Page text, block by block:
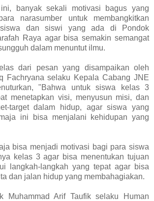
banyak sekali motivasi bagus yang
narasumber untuk membangkitkan
dan siswi yang ada di Pondok
Raya agar bisa semakin semangat
dalam menuntut ilmu.
dari pesan yang disampaikan oleh
Fachryana selaku Kepala Cabang JNE
"Bahwa untuk siswa kelas 3
menetapkan visi, menyusun misi, dan
target dalam hidup, agar siswa yang
ini bisa menjalani kehidupan yang
bisa menjadi motivasi bagi para siswa
kelas 3 agar bisa menentukan tujuan
langkah-langkah yang tepat agar bisa
dan jalan hidup yang membahagiakan.
Muhammad Arif Taufik selaku Human